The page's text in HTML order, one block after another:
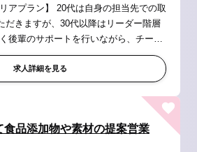
だきますが、30代以降はリーダー階層
後輩のサポートを行いながら、チーム
獲得やビジネス拡大を目指していただ
求人詳細を見る
食品添加物や素材の提案営業